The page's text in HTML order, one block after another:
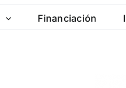
Financiación